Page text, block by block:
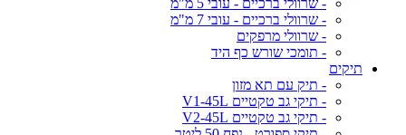
- שרוולי ברכיים - עובי 5 מ"מ
- שרוולי ברכיים - עובי 7 מ"מ
- שרוולי מרפקים
- תומכי שורש כף היד
תיקים
- תיק עם תא מזון
- תיקי גב טקטיים V1-45L
- תיקי גב טקטיים V2-45L